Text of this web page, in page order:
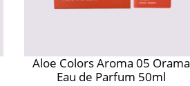
Aloe Colors Aroma 05 Orama
Eau de Parfum 50ml